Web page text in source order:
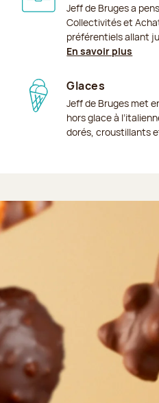
Jeff de Bruges a
Collectivités et
préférentiels allant
En savoir plus
Glaces
Jeff de Bruges met
hors glace à
dorés, croustillants